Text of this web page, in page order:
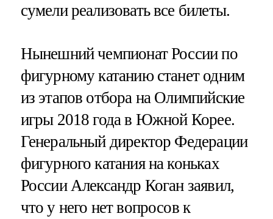
сумели реализовать все билеты.
Нынешний чемпионат России по
фигурному катанию станет одним
из этапов отбора на Олимпийские
игры 2018 года в Южной Корее.
Генеральный директор Федерации
фигурного катания на коньках
России Александр Коган заявил,
что у него нет вопросов к